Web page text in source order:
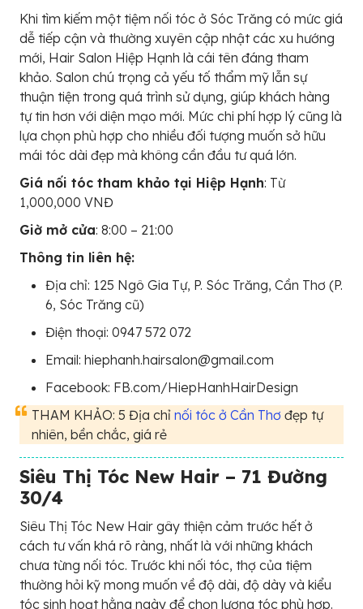
Khi tìm kiếm một tiệm nối tóc ở Sóc Trăng có mức giá
dễ tiếp cận và thường xuyên cập nhật các xu hướng
mới, Hair Salon Hiệp Hạnh là cái tên đáng tham
khảo. Salon chú trọng cả yếu tố thẩm mỹ lẫn sự
thuận tiện trong quá trình sử dụng, giúp khách hàng
tự tin hơn với diện mạo mới. Mức chi phí hợp lý cũng là
lựa chọn phù hợp cho nhiều đối tượng muốn sở hữu
mái tóc dài đẹp mà không cần đầu tư quá lớn.
Giá nối tóc tham khảo tại Hiệp Hạnh: Từ
1,000,000 VNĐ
Giờ mở cửa: 8:00 – 21:00
Thông tin liên hệ:
Địa chỉ: 125 Ngô Gia Tự, P. Sóc Trăng, Cần Thơ (P.
6, Sóc Trăng cũ)
Điện thoại: 0947 572 072
Email: hiephanh.hairsalon@gmail.com
Facebook: FB.com/HiepHanhHairDesign
THAM KHẢO: 5 Địa chỉ nối tóc ở Cần Thơ đẹp tự
nhiên, bền chắc, giá rẻ
Siêu Thị Tóc New Hair – 71 Đường
30/4
Siêu Thị Tóc New Hair gây thiện cảm trước hết ở
cách tư vấn khá rõ ràng, nhất là với những khách
chưa từng nối tóc. Trước khi nối tóc, thợ của tiệm
thường hỏi kỹ mong muốn về độ dài, độ dày và kiểu
tóc sinh hoạt hằng ngày để chọn lượng tóc phù hợp.